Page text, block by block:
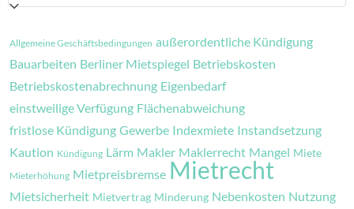
Allgemeine Geschäftsbedingungen außerordentliche Kündigung
Bauarbeiten Berliner Mietspiegel Betriebskosten
Betriebskostenabrechnung Eigenbedarf
einstweilige Verfügung Flächenabweichung
fristlose Kündigung Gewerbe Indexmiete Instandsetzung
Kaution Kündigung Lärm Makler Maklerrecht Mangel Miete
Mieterhöhung Mietpreisbremse Mietrecht
Mietsicherheit Mietvertrag Minderung Nebenkosten Nutzung